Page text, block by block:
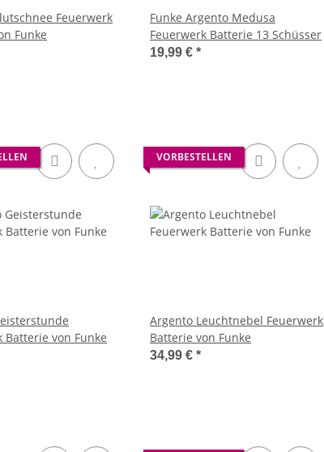
Feuerwerk
Funke
Funke Argento Medusa
Feuerwerk Batterie 13 Schüsser
19,99 € *
Batterie von Funke
VORBESTELLEN
Argento Leuchtnebel Feuerwerk
Batterie von Funke
34,99 € *